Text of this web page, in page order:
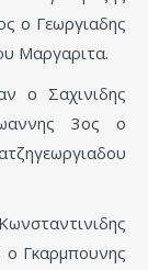
ο Γεωργιαδης
Μαργαριτα.
ο Σαχινιδης
3ος ο
Γκαρμπουνης